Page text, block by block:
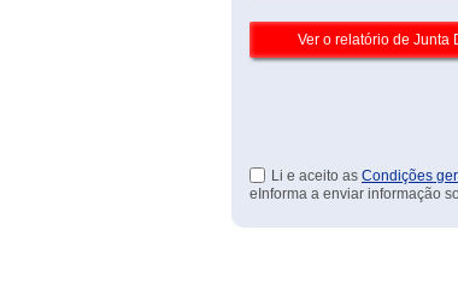
Li e aceito as Condições
eInforma a enviar informação